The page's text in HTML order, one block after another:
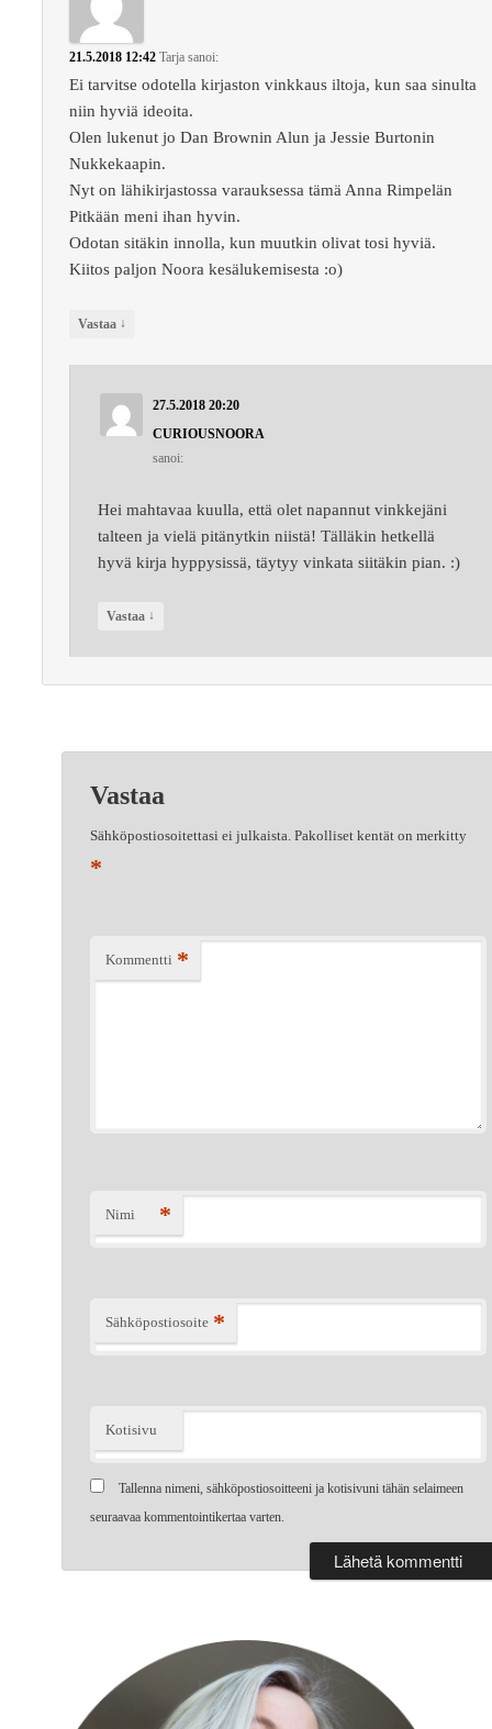
21.5.2018 12:42 Tarja sanoi:
Ei tarvitse odotella kirjaston vinkkaus iltoja, kun saa sinulta
niin hyviä ideoita.
Olen lukenut jo Dan Brownin Alun ja Jessie Burtonin
Nukkekaapin.
Nyt on lähikirjastossa varauksessa tämä Anna Rimpelän
Pitkään meni ihan hyvin.
Odotan sitäkin innolla, kun muutkin olivat tosi hyviä.
Kiitos paljon Noora kesälukemisesta :o)
Vastaa ↓
27.5.2018 20:20
CURIOUSNOORA
sanoi:
Hei mahtavaa kuulla, että olet napannut vinkkejäni
talteen ja vielä pitänytkin niistä! Tälläkin hetkellä
hyvä kirja hyppysissä, täytyy vinkata siitäkin pian. :)
Vastaa ↓
Vastaa
Sähköpostiosoitettasi ei julkaista. Pakolliset kentät on merkitty
*
Kommentti *
Nimi *
Sähköpostiosoite *
Kotisivu
Tallenna nimeni, sähköpostiosoitteeni ja kotisivuni tähän selaimeen
seuraavaa kommentointikertaa varten.